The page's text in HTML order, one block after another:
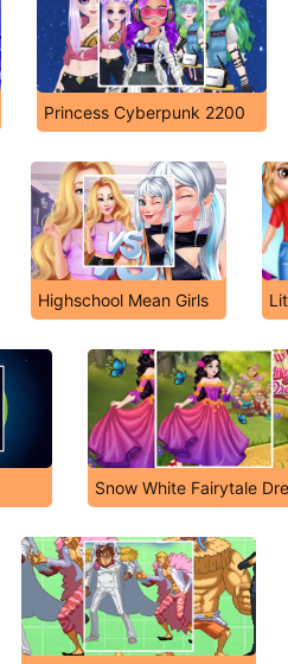
Princess Cyberpunk 2200
Highschool Mean Girls
Snow White Fairytale